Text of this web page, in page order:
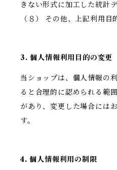
きない形式に加工した統計
（８） その他、上記利用
3. 個人情報利用目的の変更
当ショップは、個人情報の
ると合理的に認められる範
があり、変更した場合には
す。
4. 個人情報利用の制限